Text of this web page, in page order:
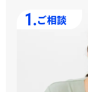
1.ご相談